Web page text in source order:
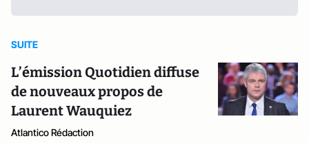
SUITE
L’émission Quotidien diffuse
de nouveaux propos de
Laurent Wauquiez
Atlantico Rédaction